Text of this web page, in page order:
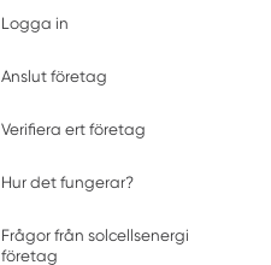
Logga in
Anslut företag
Verifiera ert företag
Hur det fungerar?
Frågor från solcellsenergi
företag